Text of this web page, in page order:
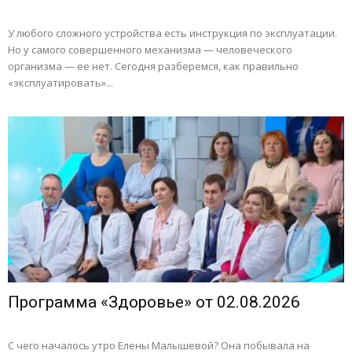
У любого сложного устройства есть инструкция по эксплуатации.
Но у самого совершенного механизма — человеческого
организма — ее нет. Сегодня разберемся, как правильно
«эксплуатировать»...
Программа «Здоровье» от 02.08.2026
С чего началось утро Елены Малышевой? Она побывала на